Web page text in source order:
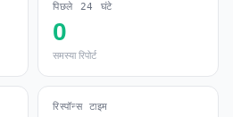
पिछले 24 घंटे
0
समस्या रिपोर्ट
रिस्पॉन्स टाइम